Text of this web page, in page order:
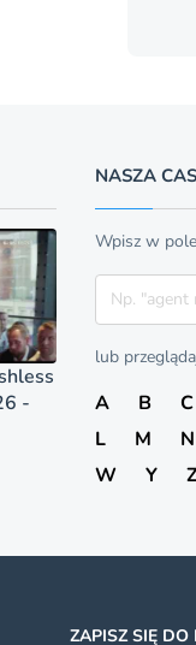
-
NASZA
Wpisz w
Szukaj
lub
A B C
L
M N
W
Y
ZAPISZ SIĘ DO